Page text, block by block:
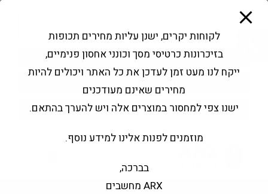
פתח סרגל נגישות
Products
search
החשבון שלי בקשה להצעה
לקוחות יקרים, ישנן עליות מחירים תכופות
בזיכרונות כרטיסי מסך וכונני אחסון פנימיים,
ייקח לנו מעט זמן לעדכן את כל האתר ויכולים להיות
מחירים שאינם מעודכנים
ישנו צפי למחסור במוצרים אלה ויש להערך בהתאם.
מוזמנים לפנות אלינו למידע נוסף.
בברכה,
ARX מחשבים